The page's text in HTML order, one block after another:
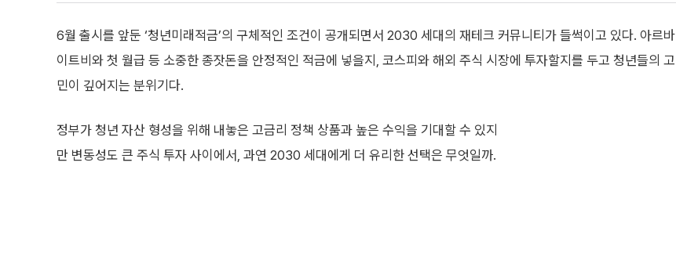
6월 출시를 앞둔 ‘청년미래적금’의 구체적인 조건이 공개되면서 2030 세대의 재테크 커뮤니티가 들썩이고 있다. 아르바
이트비와 첫 월급 등 소중한 종잣돈을 안정적인 적금에 넣을지, 코스피와 해외 주식 시장에 투자할지를 두고 청년들의 고
민이 깊어지는 분위기다.
정부가 청년 자산 형성을 위해 내놓은 고금리 정책 상품과 높은 수익을 기대할 수 있지
만 변동성도 큰 주식 투자 사이에서, 과연 2030 세대에게 더 유리한 선택은 무엇일까.